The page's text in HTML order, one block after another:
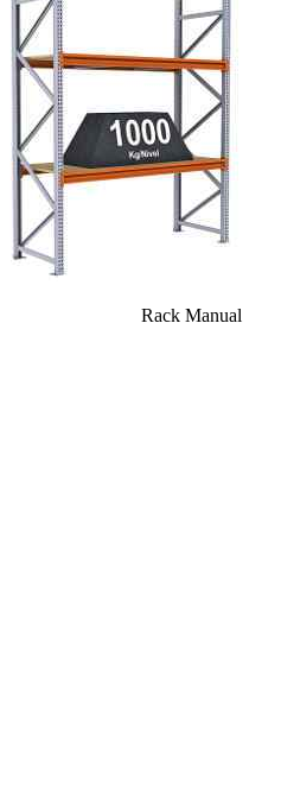
600 Rack Manual